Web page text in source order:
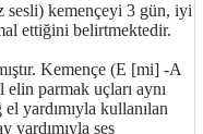
sesli) kemençeyi 3 gün, iyi
ettiğini belirtmektedir.
Kemençe (E [mi] -A
parmak uçları aynı
yardımıyla kullanılan
yardımıyla ses